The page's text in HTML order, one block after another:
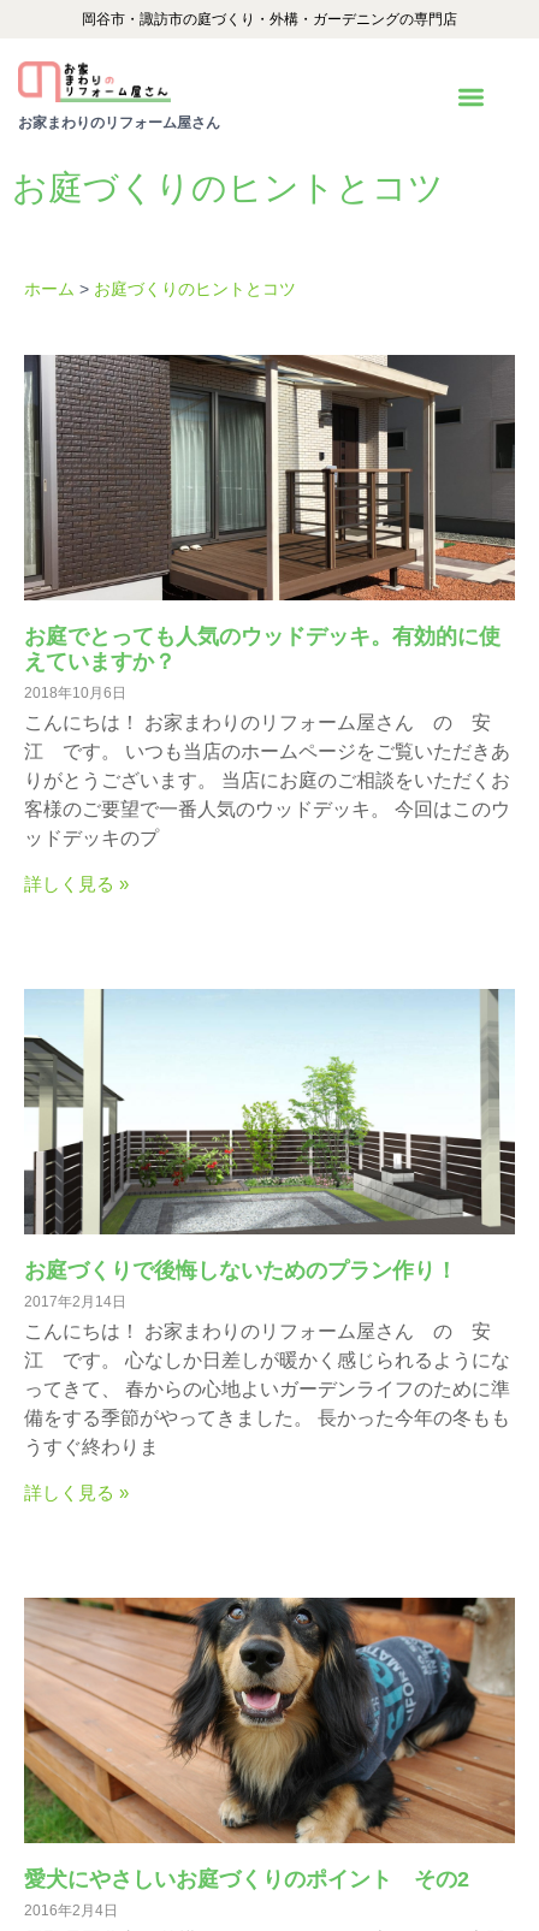
ッ
岡谷市・諏訪市の庭づくり・外構・ガーデニングの専門店
お家まわりのリフォーム屋さん
お庭づくりのヒントとコツ
ホーム > お庭づくりのヒントとコツ
お庭でとっても人気のウッドデッキ。有効的に使
えていますか？
2018年10月6日
こんにちは！ お家まわりのリフォーム屋さん の 安
江 です。 いつも当店のホームページをご覧いただきあ
りがとうございます。 当店にお庭のご相談をいただくお
客様のご要望で一番人気のウッドデッキ。 今回はこのウ
ッドデッキのプ
詳しく見る »
お庭づくりで後悔しないためのプラン作り！
2017年2月14日
こんにちは！ お家まわりのリフォーム屋さん の 安
江 です。 心なしか日差しが暖かく感じられるようにな
ってきて、 春からの心地よいガーデンライフのために準
備をする季節がやってきました。 長かった今年の冬もも
うすぐ終わりま
詳しく見る »
愛犬にやさしいお庭づくりのポイント その2
2016年2月4日